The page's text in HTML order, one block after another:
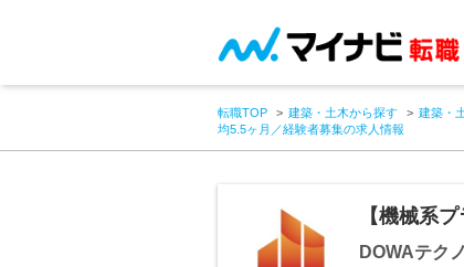
転職TOP 建築・土木から探す 建築・
均5.5ヶ月／経験者募集の求人情報
【機械系
DOWAテク